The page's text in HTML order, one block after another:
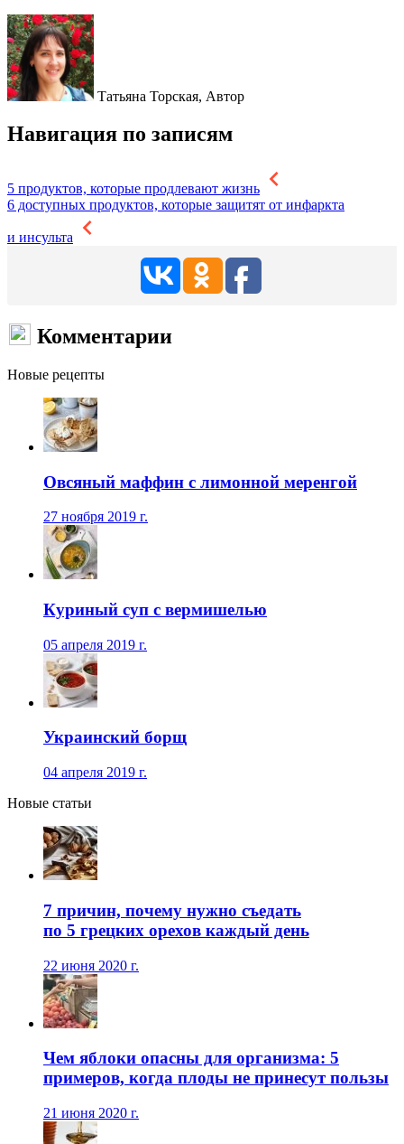
Татьяна Торская, Автор
Навигация по записям
5 продуктов, которые продлевают жизнь
6 доступных продуктов, которые защитят от инфаркта
и инсульта
Комментарии
Новые рецепты
Овсяный маффин с лимонной меренгой
27 ноября 2019 г.
Куриный суп с вермишелью
05 апреля 2019 г.
Украинский борщ
04 апреля 2019 г.
Новые статьи
7 причин, почему нужно съедать
по 5 грецких орехов каждый день
22 июня 2020 г.
Чем яблоки опасны для организма: 5
примеров, когда плоды не принесут пользы
21 июня 2020 г.